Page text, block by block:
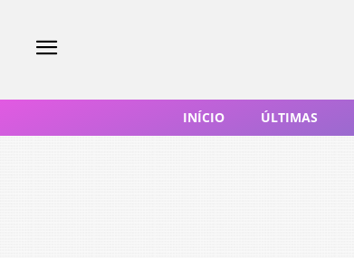
INÍCIO ÚLTIMAS